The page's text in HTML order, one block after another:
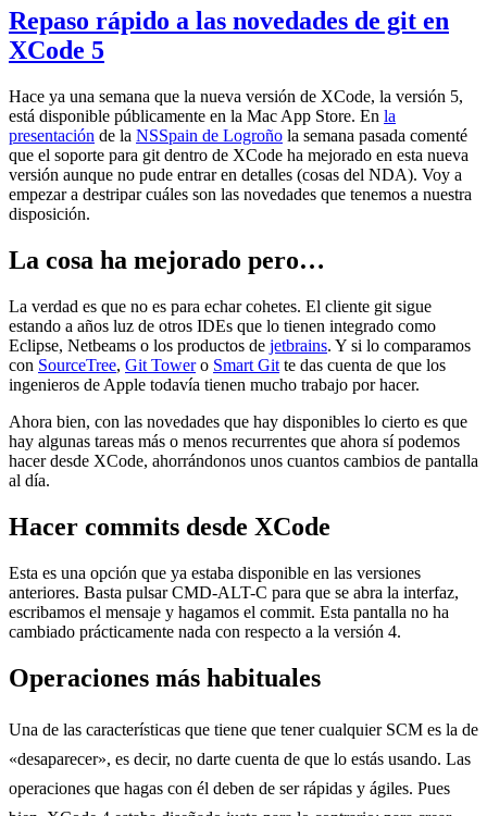
Repaso rápido a las novedades de git en
XCode 5
Hace ya una semana que la nueva versión de XCode, la versión 5,
está disponible públicamente en la Mac App Store. En la
presentación de la NSSpain de Logroño la semana pasada comenté
que el soporte para git dentro de XCode ha mejorado en esta nueva
versión aunque no pude entrar en detalles (cosas del NDA). Voy a
empezar a destripar cuáles son las novedades que tenemos a nuestra
disposición.
La cosa ha mejorado pero…
La verdad es que no es para echar cohetes. El cliente git sigue
estando a años luz de otros IDEs que lo tienen integrado como
Eclipse, Netbeams o los productos de jetbrains. Y si lo comparamos
con SourceTree, Git Towero Smart Git te das cuenta de que los
ingenieros de Apple todavía tienen mucho trabajo por hacer.
Ahora bien, con las novedades que hay disponibles lo cierto es que
hay algunas tareas más o menos recurrentes que ahora sí podemos
hacer desde XCode, ahorrándonos unos cuantos cambios de pantalla
al día.
Hacer commits desde XCode
Esta es una opción que ya estaba disponible en las versiones
anteriores. Basta pulsar CMD-ALT-C para que se abra la interfaz,
escribamos el mensaje y hagamos el commit. Esta pantalla no ha
cambiado prácticamente nada con respecto a la versión 4.
Operaciones más habituales
Una de las características que tiene que tener cualquier SCM es la de
«desaparecer», es decir, no darte cuenta de que lo estás usando. Las
operaciones que hagas con él deben de ser rápidas y ágiles. Pues